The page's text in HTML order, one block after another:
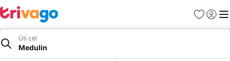
Kedvencek
Úti cél
Medulin